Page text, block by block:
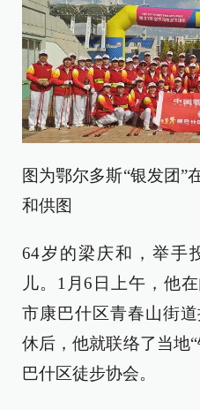
图为鄂尔多斯“银发团
和供图
64岁的梁庆和，举手
儿。1月6日上午，他
市康巴什区青春山街
休后，他就联络了当地
巴什区徒步协会。